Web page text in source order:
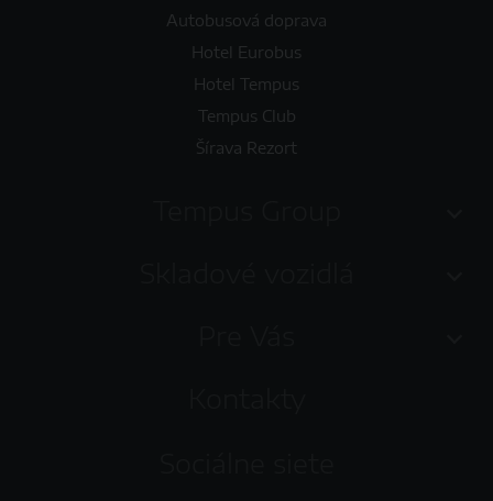
Autobusová doprava
Hotel Eurobus
Hotel Tempus
Tempus Club
Šírava Rezort